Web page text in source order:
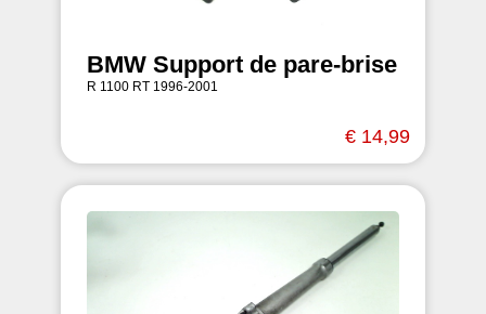
BMW Support de pare-brise
R 1100 RT 1996-2001
€ 14,99